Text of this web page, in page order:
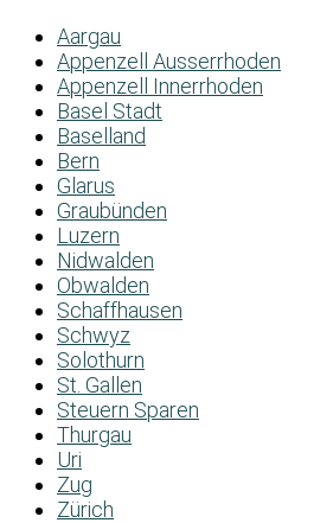
Aargau
Appenzell Ausserrhoden
Appenzell Innerrhoden
Basel Stadt
Baselland
Bern
Glarus
Graubünden
Luzern
Nidwalden
Obwalden
Schaffhausen
Schwyz
Solothurn
St. Gallen
Steuern Sparen
Thurgau
Uri
Zug
Zürich